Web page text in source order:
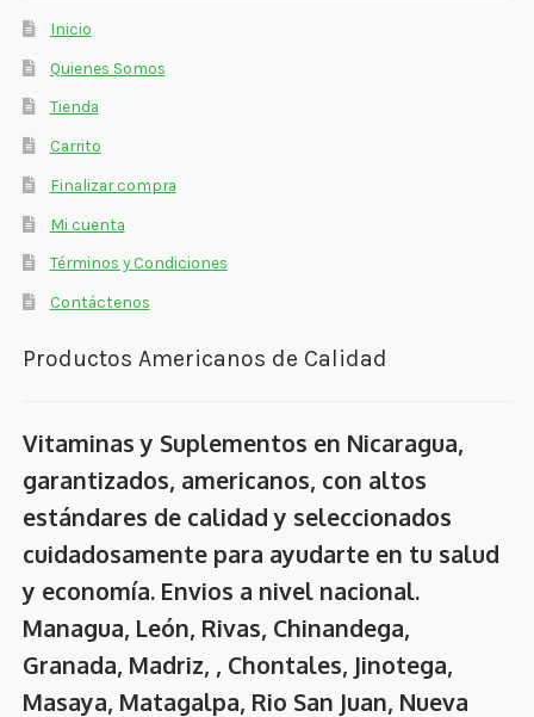
Inicio
Quienes Somos
Tienda
Carrito
Finalizar compra
Mi cuenta
Términos y Condiciones
Contáctenos
Productos Americanos de Calidad
Vitaminas y Suplementos en Nicaragua,
garantizados, americanos, con altos
estándares de calidad y seleccionados
cuidadosamente para ayudarte en tu salud
y economía. Envios a nivel nacional.
Managua, León, Rivas, Chinandega,
Granada, Madriz, , Chontales, Jinotega,
Masaya, Matagalpa, Rio San Juan, Nueva